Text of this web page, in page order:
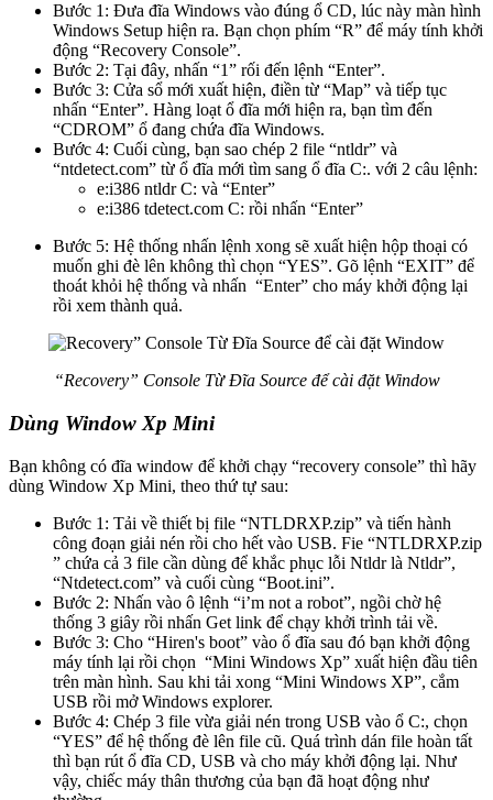
Bước 1: Đưa đĩa Windows vào đúng ổ CD, lúc này màn hình
Windows Setup hiện ra. Bạn chọn phím “R” để máy tính khởi
động “Recovery Console”.
Bước 2: Tại đây, nhấn “1” rối đến lệnh “Enter”.
Bước 3: Cửa sổ mới xuất hiện, điền từ “Map” và tiếp tục
nhấn “Enter”. Hàng loạt ổ đĩa mới hiện ra, bạn tìm đến
“CDROM” ổ đang chứa đĩa Windows.
Bước 4: Cuối cùng, bạn sao chép 2 file “ntldr” và
“ntdetect.com” từ ổ đĩa mới tìm sang ổ đĩa C:. với 2 câu lệnh:
e:i386 ntldr C: và “Enter”
e:i386 tdetect.com C: rồi nhấn “Enter”
Bước 5: Hệ thống nhấn lệnh xong sẽ xuất hiện hộp thoại có
muốn ghi đè lên không thì chọn “YES”. Gõ lệnh “EXIT” để
thoát khỏi hệ thống và nhấn “Enter” cho máy khởi động lại
rồi xem thành quả.
“Recovery” Console Từ Đĩa Source để cài đặt Window
Dùng Window Xp Mini
Bạn không có đĩa window để khởi chạy “recovery console” thì hãy
dùng Window Xp Mini, theo thứ tự sau:
Bước 1: Tải về thiết bị file “NTLDRXP.zip” và tiến hành
công đoạn giải nén rồi cho hết vào USB. Fie “NTLDRXP.zip
” chứa cả 3 file cần dùng để khắc phục lỗi Ntldr là Ntldr”,
“Ntdetect.com” và cuối cùng “Boot.ini”.
Bước 2: Nhấn vào ô lệnh “i’m not a robot”, ngồi chờ hệ
thống 3 giây rồi nhấn Get link để chạy khởi trình tải về.
Bước 3: Cho “Hiren's boot” vào ổ đĩa sau đó bạn khởi động
máy tính lại rồi chọn “Mini Windows Xp” xuất hiện đầu tiên
trên màn hình. Sau khi tải xong “Mini Windows XP”, cắm
USB rồi mở Windows explorer.
Bước 4: Chép 3 file vừa giải nén trong USB vào ổ C:, chọn
“YES” để hệ thống đè lên file cũ. Quá trình dán file hoàn tất
thì bạn rút ổ đĩa CD, USB và cho máy khởi động lại. Như
vậy, chiếc máy thân thương của bạn đã hoạt động như